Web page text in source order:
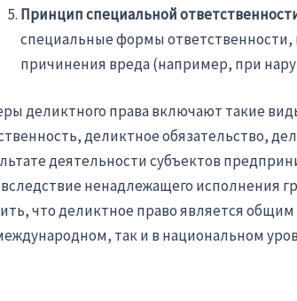
Принцип специальной
специальные формы ответственности,
причинения вреда (например, при
деликтного права включают такие
деликтное обязательство,
деятельности субъектов
ненадлежащего исполнения
что деликтное право является
так и в национальном